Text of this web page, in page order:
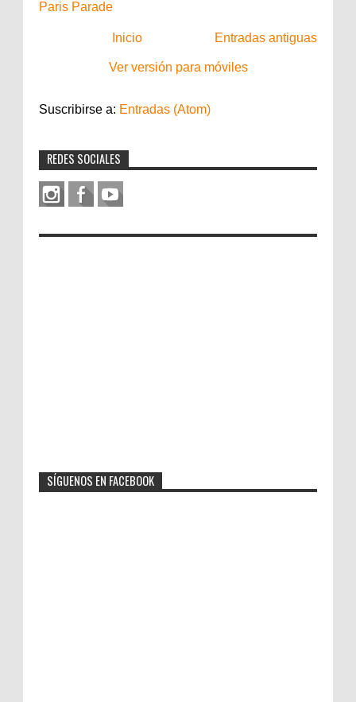
Paris Parade
Entradas antiguas
Inicio
Ver versión para móviles
Suscribirse a: Entradas (Atom)
REDES SOCIALES
SÍGUENOS EN FACEBOOK